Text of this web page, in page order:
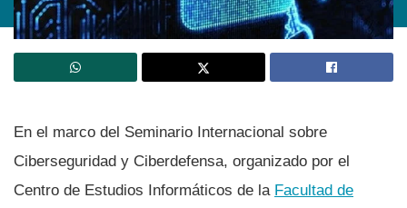
En el marco del Seminario Internacional sobre
Ciberseguridad y Ciberdefensa, organizado por el
Centro de Estudios Informáticos de la Facultad de